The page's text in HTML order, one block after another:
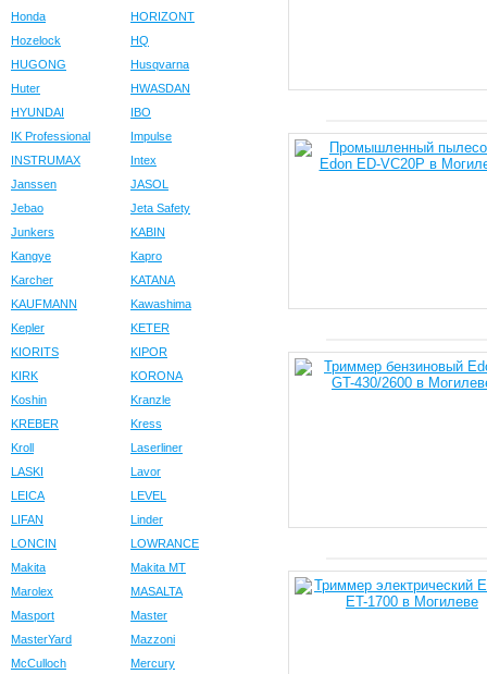
Honda
HORIZONT
Hozelock
HQ
HUGONG
Husqvarna
Huter
HWASDAN
HYUNDAI
IBO
IK Professional
Impulse
INSTRUMAX
Intex
Janssen
JASOL
Jebao
Jeta Safety
Junkers
KABIN
Kangye
Kapro
Karcher
KATANA
KAUFMANN
Kawashima
Kepler
KETER
KIORITS
KIPOR
KIRK
KORONA
Koshin
Kranzle
KREBER
Kress
Kroll
Laserliner
LASKI
Lavor
LEICA
LEVEL
LIFAN
Linder
LONCIN
LOWRANCE
Makita
Makita MT
Marolex
MASALTA
Masport
Master
MasterYard
Mazzoni
McCulloch
Mercury